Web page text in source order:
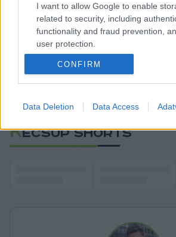
I want to allow Google to enable
related to security, including
functionality and fraud prevention,
user protection.
CONFIRM
Data Deletion Data Access
csak annyit mondok: gondolja
az, ha külföldön meg a
ugyanezt.
Mindenesetre drukkolok a
essenek hasra ettől a
írta Hadházy Ákos.
KECSUP SHORTS